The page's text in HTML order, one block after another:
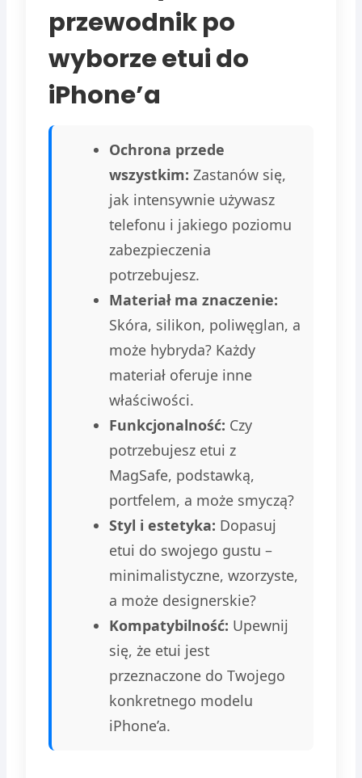
przewodnik po
wyborze etui do
iPhone’a
Ochrona przede
wszystkim: Zastanów się,
jak intensywnie używasz
telefonu i jakiego poziomu
zabezpieczenia
potrzebujesz.
Materiał ma znaczenie:
Skóra, silikon, poliwęglan, a
może hybryda? Każdy
materiał oferuje inne
właściwości.
Funkcjonalność: Czy
potrzebujesz etui z
MagSafe, podstawką,
portfelem, a może smyczą?
Styl i estetyka: Dopasuj
etui do swojego gustu –
minimalistyczne, wzorzyste,
a może designerskie?
Kompatybilność: Upewnij
się, że etui jest
przeznaczone do Twojego
konkretnego modelu
iPhone’a.